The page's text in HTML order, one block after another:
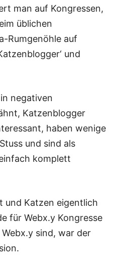
man auf Kongressen,
üblichen
Rumgenöhle auf
und
negativen
Katzenblogger
haben wenige
und sind als
komplett
und Katzen eigentlich
für Webx.y Kongresse
sind, war der